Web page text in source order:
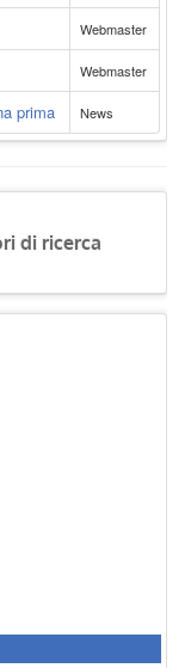
Webmaster
Webmaster
prima News
di ricerca